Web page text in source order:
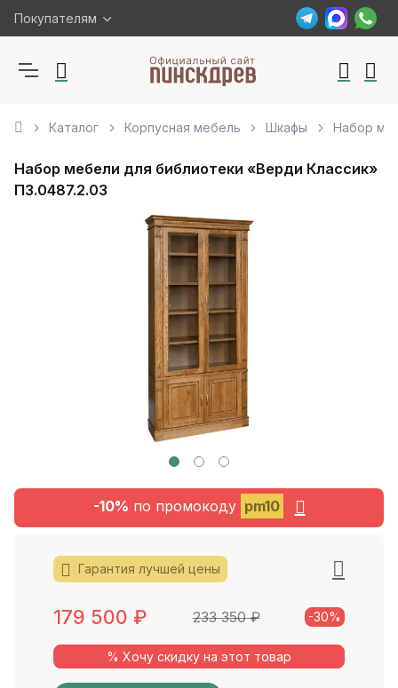
Покупателям
Каталог Корпусная мебель Шкафы Набор
Набор мебели для библиотеки «Верди Классик»
П3.0487.2.03
-10% по промокоду pm10
Гарантия лучшей цены
179 500 ₽ 233 350₽ -30%
% Хочу скидку на этот товар